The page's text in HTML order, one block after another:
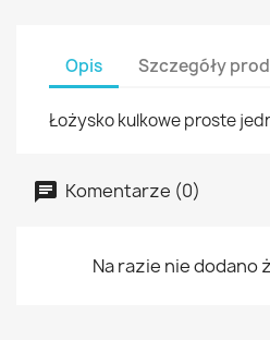
Opis Szczegóły
Łożysko kulkowe proste
Komentarze (0)
Na razie nie dodano